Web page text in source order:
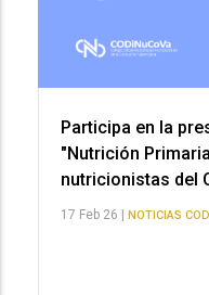
Participa en la
"Nutrición
nutricionistas del
17 Feb 26 | NOTICIAS